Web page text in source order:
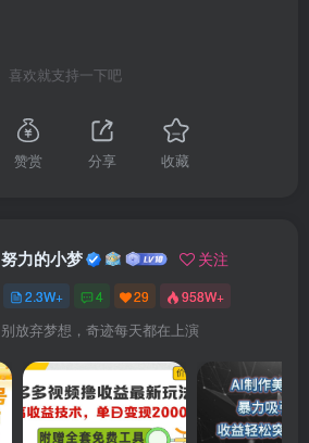
喜欢就支持一下吧
赞赏 分享 收藏
努力的小梦 关注
2.3W+ 4 29 958W+
别放弃梦想，奇迹每天都在上演